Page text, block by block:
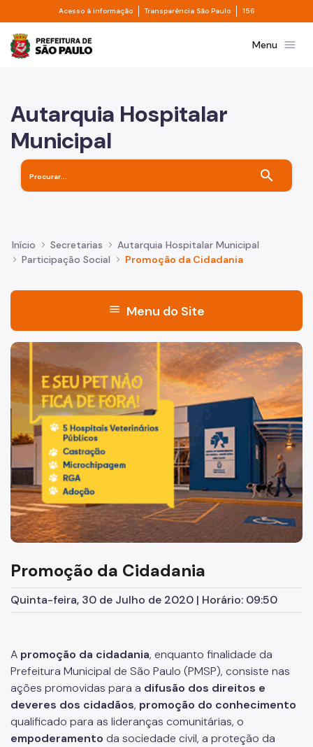
Pular para o Conteúdo principal
Acesso à informação Divisor de acesso à informação
Transparência São Paulo Divisor de
156
Prefeitura de São PauloMenu menu
Autarquia Hospitalar
Municipal
search
Início Secretarias
Autarquia Hospitalar Municipal
Participação Social
Promoção da Cidadania
menu Menu do Site
Acesso à Informação
Participação Social
Organização
Estrutura
Quem é Quem
Unidades da Autarquia Hospitalar Municipal
Programas e Projetos
Servidores
Licitações
Atas de Registro de Preço
Notícias
Imagem de um cachorro caramelo e uma gata rajada,
Promoção da Cidadania
Quinta-feira, 30 de Julho de 2020 | Horário: 09:50
A promoção da cidadania, enquanto finalidade da
Prefeitura Municipal de São Paulo (PMSP), consiste nas
ações promovidas para a difusão dos direitos e
deveres dos cidadãos, promoção do conhecimento
qualificado para as lideranças comunitárias, o
empoderamento da sociedade civil, a proteção da